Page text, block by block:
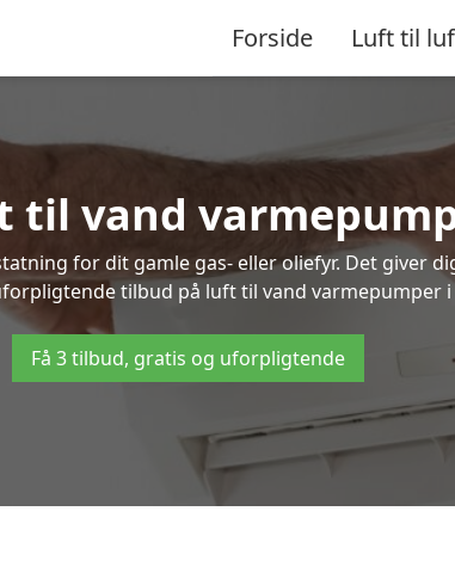
Forside Luft til
vand
for dit gamle gas- eller oliefyr. Det giver
tilbud på luft til vand varmepumper
Få 3 tilbud, gratis og uforpligtende